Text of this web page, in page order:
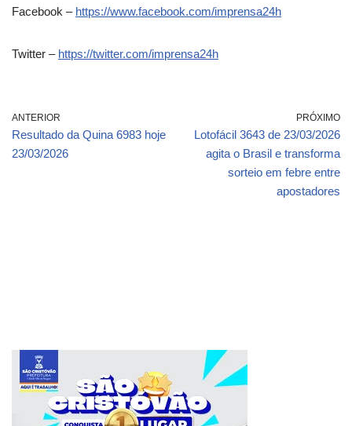
Facebook – https://www.facebook.com/imprensa24h
Twitter – https://twitter.com/imprensa24h
ANTERIOR
Resultado da Quina 6983 hoje
23/03/2026
PRÓXIMO
Lotofácil 3643 de 23/03/2026
agita o Brasil e transforma
sorteio em febre entre
apostadores